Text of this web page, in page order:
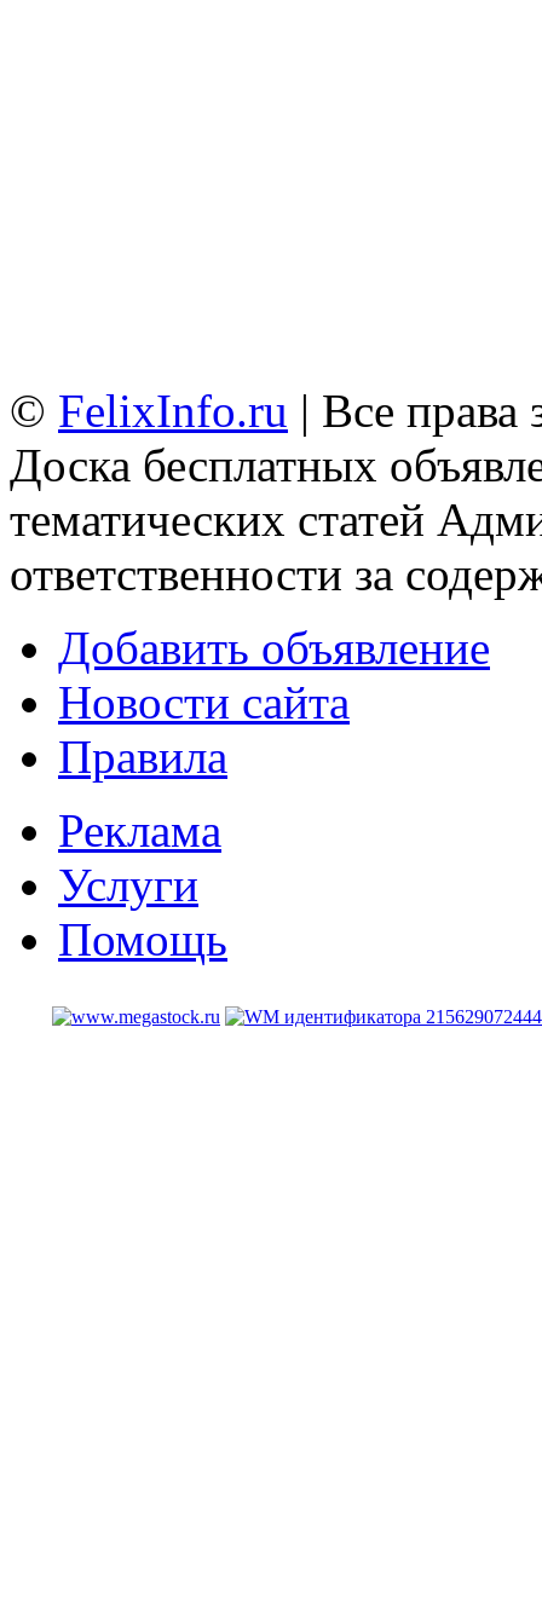
© FelixInfo.ru | Все
Доска бесплатных
тематических статей
ответственности за
Добавить объявление
Новости сайта
Правила
Реклама
Услуги
Помощь